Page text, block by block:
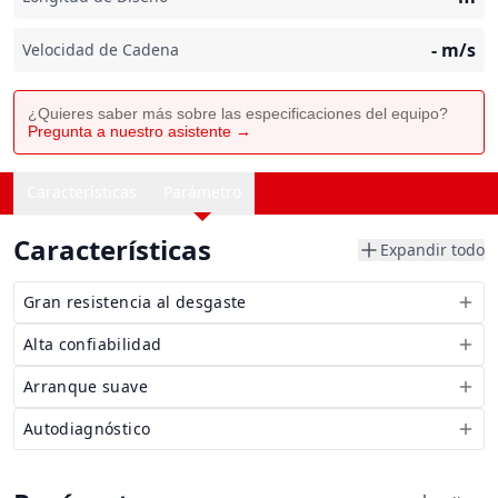
Velocidad de Cadena - m/s
¿Quieres saber más sobre las especificaciones del equipo?
Pregunta a nuestro asistente →
Características Expandir todo
Gran resistencia al desgaste
Alta confiabilidad
Arranque suave
Autodiagnóstico